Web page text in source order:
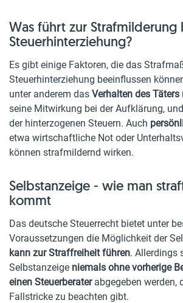
Was führt zur Strafmilderung
Steuerhinterziehung?
Es gibt einige Faktoren, die das
Steuerhinterziehung beeinflussen
unter anderem das Verhalten des Täters
seine Mitwirkung bei der Aufklärung,
der hinterzogenen Steuern. Auch
etwa wirtschaftliche Not oder
können strafmildernd wirken.
Selbstanzeige - wie man
kommt
Das deutsche Steuerrecht bietet unter
Voraussetzungen die Möglichkeit der
kann zur Straffreiheit führen. Allerdings
Selbstanzeige niemals ohne vorherige
einen Steuerberaterabgegeben werden,
Fallstricke zu beachten gibt.